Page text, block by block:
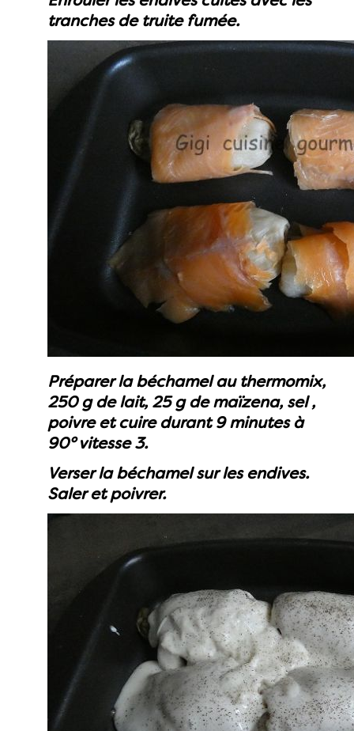
tranches de truite fumée.
Préparer la béchamel au thermomix,
250 g de lait, 25 g de maïzena, sel ,
poivre et cuire durant 9 minutes à
90° vitesse 3.
Verser la béchamel sur les endives.
Saler et poivrer.